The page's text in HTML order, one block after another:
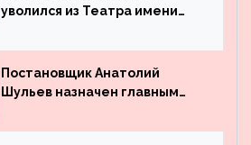
уволился из Театра имени
Постановщик Анатолий
Шульев назначен главным
Вахтангова